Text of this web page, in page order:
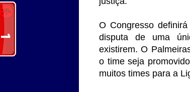
O Congresso
disputa de uma
existirem. O
o time seja
muitos times para a